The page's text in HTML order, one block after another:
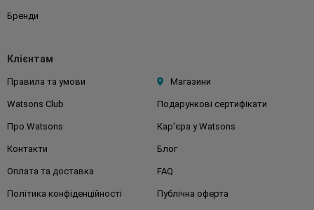
Бренди
Клієнтам
Правила та умови Магазини
Watsons Club Подарункові сертифікати
Про Watsons Кар'єра у Watsons
Контакти Блог
Оплата та доставка FAQ
Політика конфіденційності Публічна оферта